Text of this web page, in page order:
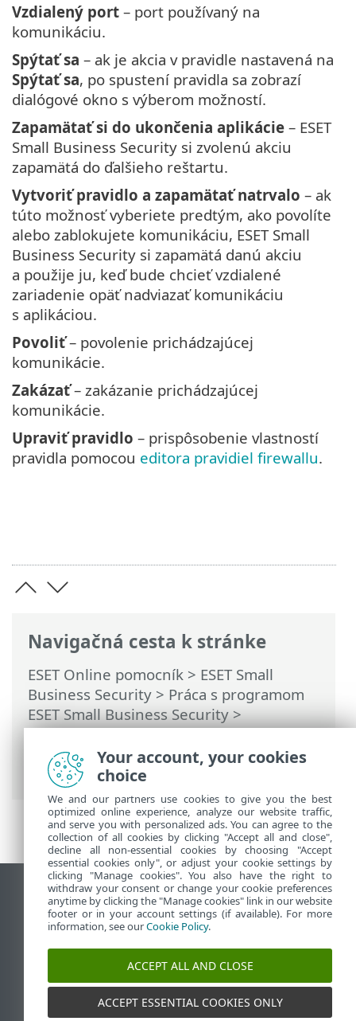
Navigačná cesta k stránke
ESET Online pomocník > ESET Small
Business Security > Práca s programom
ESET Small Business Security>
Nastavenia>Ochrana siete> Dialógové
okná – ochrana siete > Odchádzajúca
komunikácia
Vzdialený port – port používaný na
komunikáciu.
Spýtať sa – ak je akcia v pravidle nastavená na
Spýtať sa, po spustení pravidla sa zobrazí
dialógové okno s výberom možností.
Zapamätať si do ukončenia aplikácie – ESET
Small Business Security si zvolenú akciu
zapamätá do ďalšieho reštartu.
Vytvoriť pravidlo a zapamätať natrvalo – ak
túto možnosť vyberiete predtým, ako povolíte
alebo zablokujete komunikáciu, ESET Small
Business Security si zapamätá danú akciu
a použije ju, keď bude chcieť vzdialené
zariadenie opäť nadviazať komunikáciu
s aplikáciou.
Povoliť– povolenie prichádzajúcej
komunikácie.
Zakázať– zakázanie prichádzajúcej
komunikácie.
Upraviť pravidlo – prispôsobenie vlastností
pravidla pomocou editora pravidiel firewallu.
Zobraziť stránku ako na počítači
End of Life
Databáza znalostí ESET
ESET Fórum
ESET Status Portal
Technická podpora
Your account, your cookies
choice
We and our partners use cookies to give you the best
optimized online experience, analyze our website traffic,
and serve you with personalized ads. You can agree to the
collection of all cookies by clicking "Accept all and close",
decline all non-essential cookies by choosing "Accept
essential cookies only", or adjust your cookie settings by
clicking "Manage cookies". You also have the right to
withdraw your consent or change your cookie preferences
anytime by clicking the "Manage cookies" link in our website
footer or in your account settings (if available). For more
information, see ourCookie Policy.
ACCEPT ALL AND CLOSE
ACCEPT ESSENTIAL COOKIES ONLY